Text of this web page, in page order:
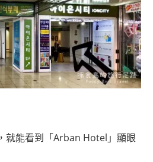
就能看到「Arban Hotel」顯眼